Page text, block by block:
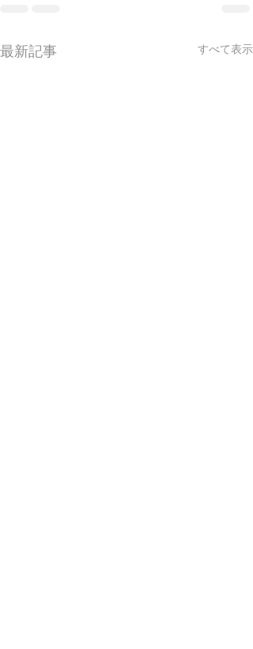
最新記事 すべて表示